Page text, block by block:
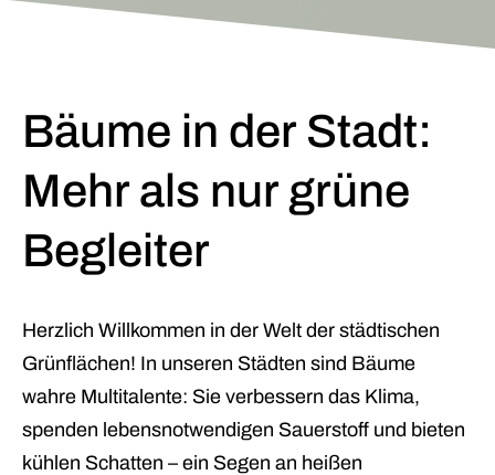
Bäume in der Stadt:
Mehr als nur grüne
Begleiter
Herzlich Willkommen in der Welt der städtischen
Grünflächen! In unseren Städten sind Bäume
wahre Multitalente: Sie verbessern das Klima,
spenden lebensnotwendigen Sauerstoff und bieten
kühlen Schatten – ein Segen an heißen